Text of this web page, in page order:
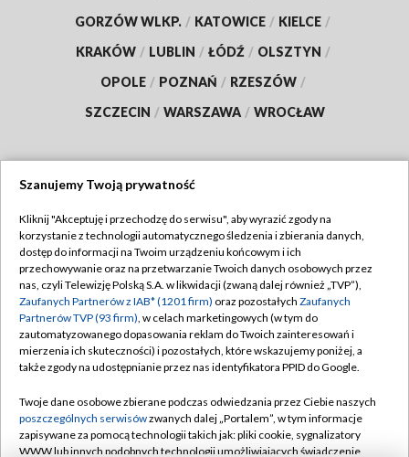
GORZÓW WLKP. / KATOWICE / KIELCE /
KRAKÓW / LUBLIN / ŁÓDŹ / OLSZTYN /
OPOLE / POZNAŃ / RZESZÓW /
SZCZECIN / WARSZAWA / WROCŁAW
TVP
Abonament TVP
Emisja w TVP
Centrum informacji TVP
Naziemna Telewizja Cyfrowa
Rada Programowa
System NOS
Regulamin TVP
Polityka prywatności
Moje zgody
Pomoc
Kontakt
Szanujemy Twoją prywatność
Kliknij "Akceptuję i przechodzę do serwisu", aby wyrazić zgody na
korzystanie z technologii automatycznego śledzenia i zbierania danych,
dostęp do informacji na Twoim urządzeniu końcowym i ich
przechowywanie oraz na przetwarzanie Twoich danych osobowych przez
nas, czyli Telewizję Polską S.A. w likwidacji (zwaną dalej również „TVP”),
Zaufanych Partnerów z IAB* (1201 firm) oraz pozostałych Zaufanych
Partnerów TVP (93 firm), w celach marketingowych (w tym do
zautomatyzowanego dopasowania reklam do Twoich zainteresowań i
mierzenia ich skuteczności) i pozostałych, które wskazujemy poniżej, a
także zgody na udostępnianie przez nas identyfikatora PPID do Google.
Twoje dane osobowe zbierane podczas odwiedzania przez Ciebie naszych
poszczególnych serwisówzwanych dalej „Portalem”, w tym informacje
zapisywane za pomocą technologii takich jak: pliki cookie, sygnalizatory
WWW lub innych podobnych technologii umożliwiających świadczenie